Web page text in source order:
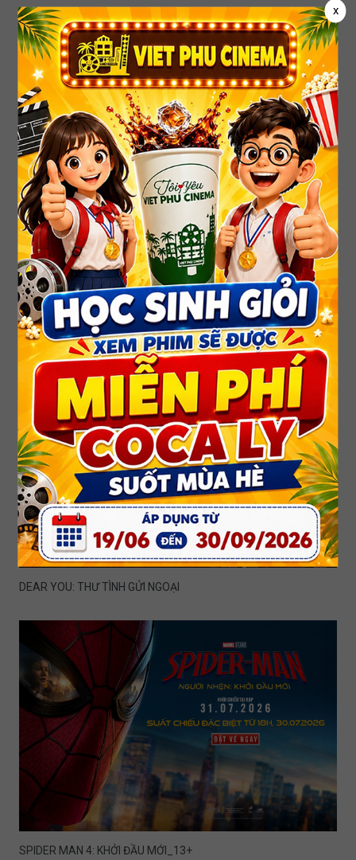
Phim đang chiếu
PAW PATROL: PHIM KHỦNG LONG
PAW PATROL: THE DINO MOVIE
DEAR YOU: THƯ TÌNH GỬI NGOẠI
SPIDER MAN 4: KHỞI ĐẦU MỚI_13+
x